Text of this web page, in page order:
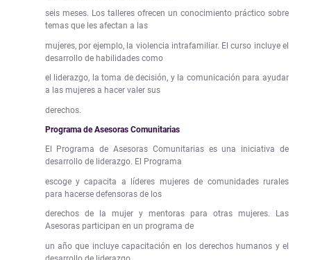
seis meses. Los talleres ofrecen un conocimiento práctico sobre
temas que les afectan a las
mujeres, por ejemplo, la violencia intrafamiliar. El curso incluye el
desarrollo de habilidades como
el liderazgo, la toma de decisión, y la comunicación para ayudar
a las mujeres a hacer valer sus
derechos.
Programa de Asesoras Comunitarias
El Programa de Asesoras Comunitarias es una iniciativa de
desarrollo de liderazgo. El Programa
escoge y capacita a líderes mujeres de comunidades rurales
para hacerse defensoras de los
derechos de la mujer y mentoras para otras mujeres. Las
Asesoras participan en un programa de
un año que incluye capacitación en los derechos humanos y el